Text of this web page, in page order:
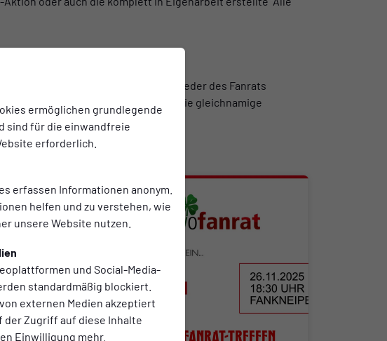
ermöglichen grundlegende
sind für die einwandfreie
erforderlich.
erfassen Informationen anonym.
helfen und zu verstehen, wie
unsere Website nutzen.
und Social-Media-
standardmäßig blockiert.
externen Medien akzeptiert
der Zugriff auf diese Inhalte
Einwilligung mehr.
Fanszene.
vor und nach jedem Spiel Mitglieder des Fanrats
und über die gleichnamige
FANRAT
Offenes Fanrat-Treffen